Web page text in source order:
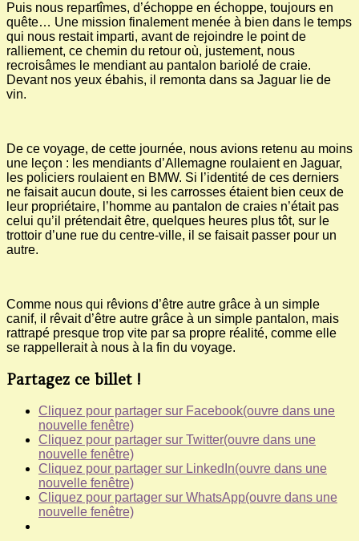
Puis nous repartîmes, d’échoppe en échoppe, toujours en
quête… Une mission finalement menée à bien dans le temps
qui nous restait imparti, avant de rejoindre le point de
ralliement, ce chemin du retour où, justement, nous
recroisâmes le mendiant au pantalon bariolé de craie.
Devant nos yeux ébahis, il remonta dans sa Jaguar lie de
vin.
De ce voyage, de cette journée, nous avions retenu au moins
une leçon : les mendiants d’Allemagne roulaient en Jaguar,
les policiers roulaient en BMW. Si l’identité de ces derniers
ne faisait aucun doute, si les carrosses étaient bien ceux de
leur propriétaire, l’homme au pantalon de craies n’était pas
celui qu’il prétendait être, quelques heures plus tôt, sur le
trottoir d’une rue du centre-ville, il se faisait passer pour un
autre.
Comme nous qui rêvions d’être autre grâce à un simple
canif, il rêvait d’être autre grâce à un simple pantalon, mais
rattrapé presque trop vite par sa propre réalité, comme elle
se rappellerait à nous à la fin du voyage.
Partagez ce billet !
Cliquez pour partager sur Facebook(ouvre dans une
nouvelle fenêtre)
Cliquez pour partager sur Twitter(ouvre dans une
nouvelle fenêtre)
Cliquez pour partager sur LinkedIn(ouvre dans une
nouvelle fenêtre)
Cliquez pour partager sur WhatsApp(ouvre dans une
nouvelle fenêtre)